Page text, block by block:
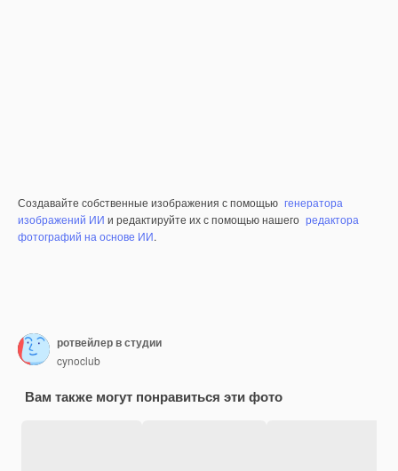
Создавайте собственные изображения с помощью генератора
изображений ИИ и редактируйте их с помощью нашего редактора
фотографий на основе ИИ.
ротвейлер в студии
cynoclub
Вам также могут понравиться эти фото